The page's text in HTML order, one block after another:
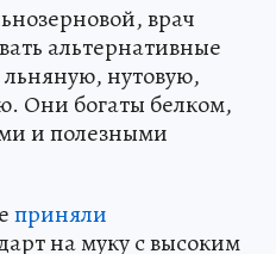
врач
альтернативные
нутовую,
Они богаты белком,
и полезными
приняли
на муку с высоким